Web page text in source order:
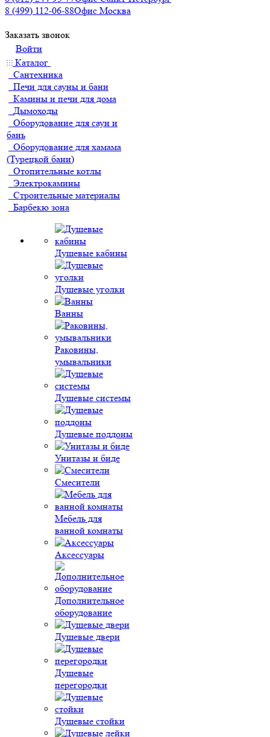
8 (499) 112-06-88Офис Москва
Заказать звонок
Войти
Каталог
Сантехника
Печи для сауны и бани
Камины и печи для дома
Дымоходы
Оборудование для саун и
бань
Оборудование для хамама
(Турецкой бани)
Отопительные котлы
Электрокамины
Строительные материалы
Барбекю зона
Душевые кабины
Душевые уголки
Ванны
Раковины,
умывальники
Душевые системы
Душевые поддоны
Унитазы и биде
Смесители
Мебель для
ванной комнаты
Аксессуары
Дополнительное
оборудование
Душевые двери
Душевые
перегородки
Душевые стойки